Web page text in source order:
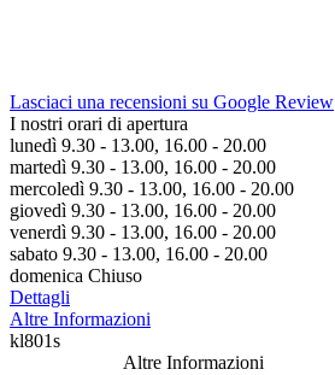
Lasciaci una recensioni su Google Review
I nostri orari di apertura
lunedì 9.30 - 13.00, 16.00 - 20.00
martedì 9.30 - 13.00, 16.00 - 20.00
mercoledì 9.30 - 13.00, 16.00 - 20.00
giovedì 9.30 - 13.00, 16.00 - 20.00
venerdì 9.30 - 13.00, 16.00 - 20.00
sabato 9.30 - 13.00, 16.00 - 20.00
domenica Chiuso
Dettagli
Altre Informazioni
kl801s
Altre Informazioni